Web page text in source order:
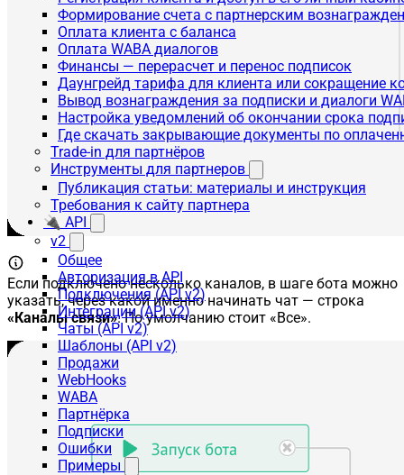
Формирование счета с партнерским
Оплата клиента с баланса
Оплата WABA диалогов
Финансы — перерасчет и перенос подписок
Даунгрейд тарифа для клиента или сокращение
Вывод вознаграждения за подписки и диалоги
Настройка уведомлений об окончании срока
Где скачать закрывающие документы по
Trade-in для партнёров
Инструменты для партнеров
Публикация статьи: материалы и инструкция
Требования к сайту партнера
🔌 API
v2
Общее
Авторизация в API
Подключения (API v2)
Интеграции (API v2)
Чаты (API v2)
Шаблоны (API v2)
Продажи
WebHooks
WABA
Партнёрка
Подписки
Ошибки
Примеры
Если подключено несколько каналов, в шаге бота можно
указать, через какой именно начинать чат — строка
«Каналы связи». По умолчанию стоит «Все».